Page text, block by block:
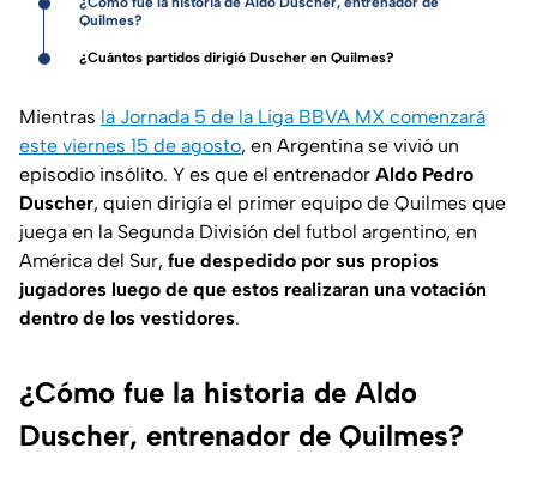
Quilmes?
¿Cuántos partidos dirigió Duscher en Quilmes?
Mientras la Jornada 5 de la Liga BBVA MX comenzará
este viernes 15 de agosto, en Argentina se vivió un
episodio insólito. Y es que el entrenador Aldo Pedro
Duscher, quien dirigía el primer equipo de Quilmes que
juega en la Segunda División del futbol argentino, en
América del Sur, fue despedido por sus propios
jugadores luego de que estos realizaran una votación
dentro de los vestidores.
¿Cómo fue la historia de Aldo
Duscher, entrenador de Quilmes?